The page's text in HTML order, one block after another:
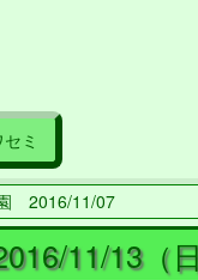
ミ
2016/11/07
11/13（日